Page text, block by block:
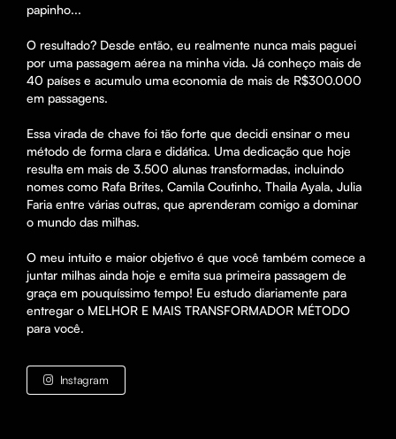
papinho...
O resultado? Desde então, eu realmente nunca mais paguei
por uma passagem aérea na minha vida. Já conheço mais de
40 países e acumulo uma economia de mais de R$300.000
em passagens.
Essa virada de chave foi tão forte que decidi ensinar o meu
método de forma clara e didática. Uma dedicação que hoje
resulta em mais de 3.500 alunas transformadas, incluindo
nomes como Rafa Brites, Camila Coutinho, Thaila Ayala, Julia
Faria entre várias outras, que aprenderam comigo a dominar
o mundo das milhas.
O meu intuito e maior objetivo é que você também comece a
juntar milhas ainda hoje e emita sua primeira passagem de
graça em pouquíssimo tempo! Eu estudo diariamente para
entregar o MELHOR E MAIS TRANSFORMADOR MÉTODO
para você.
Instagram